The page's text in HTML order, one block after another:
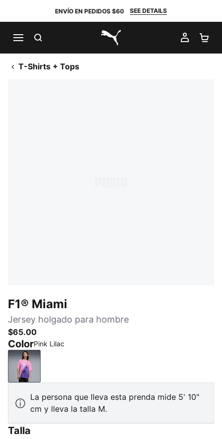
ENVÍO EN PEDIDOS $60 SEE DETAILS
PUMA.com
MI
T-Shirts + Tops
F1® Miami
Jersey holgado para hombre
$65.00
ColorPink Lilac
Pink Lilac
La persona que lleva esta prenda mide 5' 10"
cm y lleva la talla M.
Talla